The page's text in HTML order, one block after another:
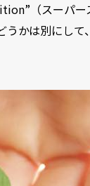
（スーパー
うかは別にし